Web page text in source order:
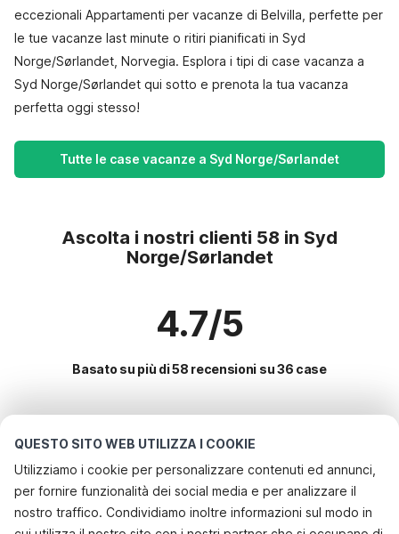
QUESTO SITO WEB UTILIZZA I COOKIE
Utilizziamo i cookie per personalizzare contenuti ed annunci,
per fornire funzionalità dei social media e per analizzare il
nostro traffico. Condividiamo inoltre informazioni sul modo in
eccezionali Appartamenti per vacanze di Belvilla, perfette per
le tue vacanze last minute o ritiri pianificati in Syd
Norge/Sørlandet, Norvegia. Esplora i tipi di case vacanza a
Syd Norge/Sørlandet qui sotto e prenota la tua vacanza
perfetta oggi stesso!
Tutte le case vacanze a Syd Norge/Sørlandet
Ascolta i nostri clienti 58 in Syd
Norge/Sørlandet
4.7/5
Basato su più di 58 recensioni su 36 case
Le destinazioni più popolari per le
vacanze
Servizi più popolari per le vacanze in Syd norge/sørlandet
Casa vacanze con barbecue